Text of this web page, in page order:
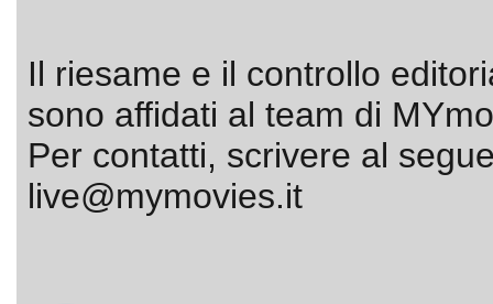
Il riesame e il controllo
sono affidati al team di
Per contatti, scrivere al
live@mymovies.it